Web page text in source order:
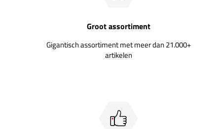
Groot assortiment
Gigantisch assortiment met meer dan 21.000+
artikelen